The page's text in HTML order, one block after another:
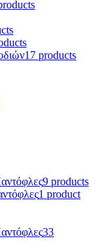
17 products
9 products
1 product
33